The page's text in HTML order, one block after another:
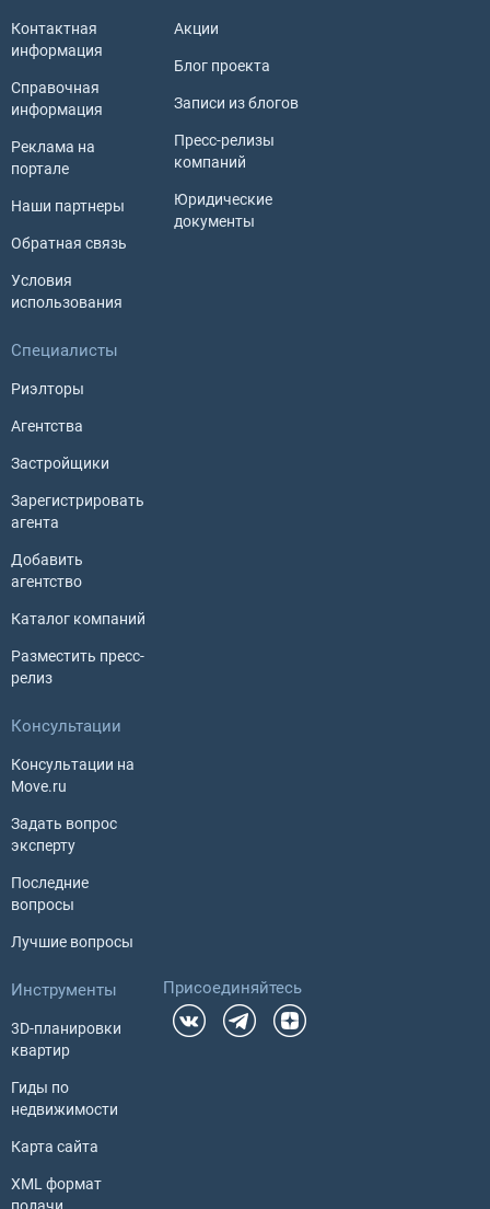
Контактная
информация
Справочная
информация
Реклама на
портале
Наши партнеры
Обратная связь
Условия
использования
Акции
Блог проекта
Записи из блогов
Пресс-релизы
компаний
Юридические
документы
Специалисты
Риэлторы
Агентства
Застройщики
Зарегистрировать
агента
Добавить
агентство
Каталог компаний
Разместить пресс-
релиз
Консультации
Консультации на
Move.ru
Задать вопрос
эксперту
Последние
вопросы
Лучшие вопросы
Инструменты
3D-планировки
квартир
Гиды по
недвижимости
Карта сайта
XML формат
Присоединяйтесь